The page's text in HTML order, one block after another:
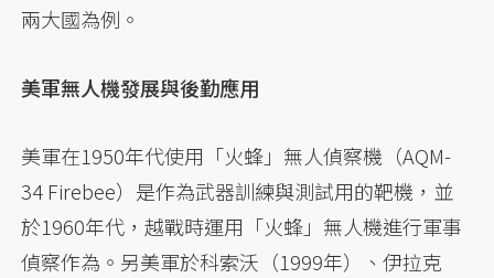
兩大國為例。
美軍無人機發展與後勤應用
美軍在1950年代使用「火蜂」無人偵察機（AQM-
34 Firebee）是作為武器訓練與測試用的靶機，並
於1960年代，越戰時運用「火蜂」無人機進行軍事
偵察作為。另美軍於科索沃（1999年）、伊拉克